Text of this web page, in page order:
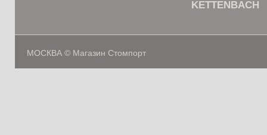
KETTENBACH
МОСКВА © Магазин Стомпорт